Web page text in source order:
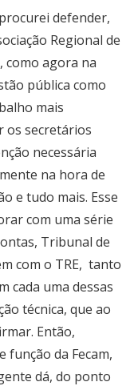
defender,
Regional de
como agora na
pública como
mais
os secretários
necessária
na hora de
e tudo mais. Esse
com uma série
Tribunal de
com o TRE, tanto
cada uma dessas
técnica, que ao
Então,
da Fecam,
dá, do ponto